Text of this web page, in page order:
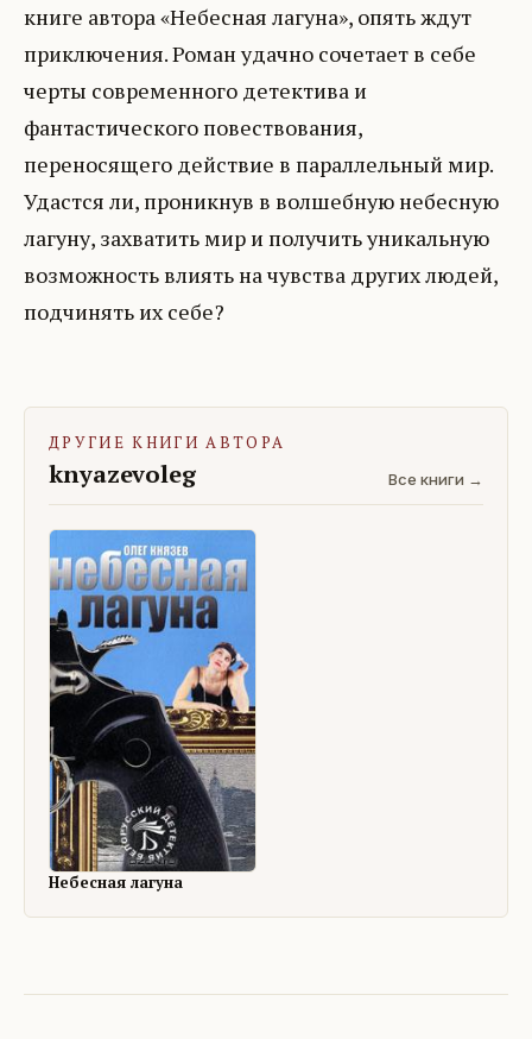
книге автора «Небесная лагуна», опять ждут
приключения. Роман удачно сочетает в себе
черты современного детектива и
фантастического повествования,
переносящего действие в параллельный мир.
Удастся ли, проникнув в волшебную небесную
лагуну, захватить мир и получить уникальную
возможность влиять на чувства других людей,
подчинять их себе?
ДРУГИЕ КНИГИ АВТОРА
knyazevoleg Все книги →
Небесная лагуна